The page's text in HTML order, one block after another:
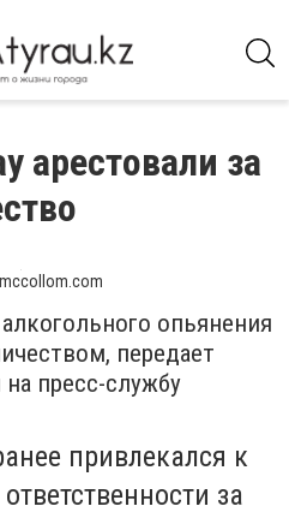
арестовали за
опьянения
передает
пресс-службу
привлекался к
за